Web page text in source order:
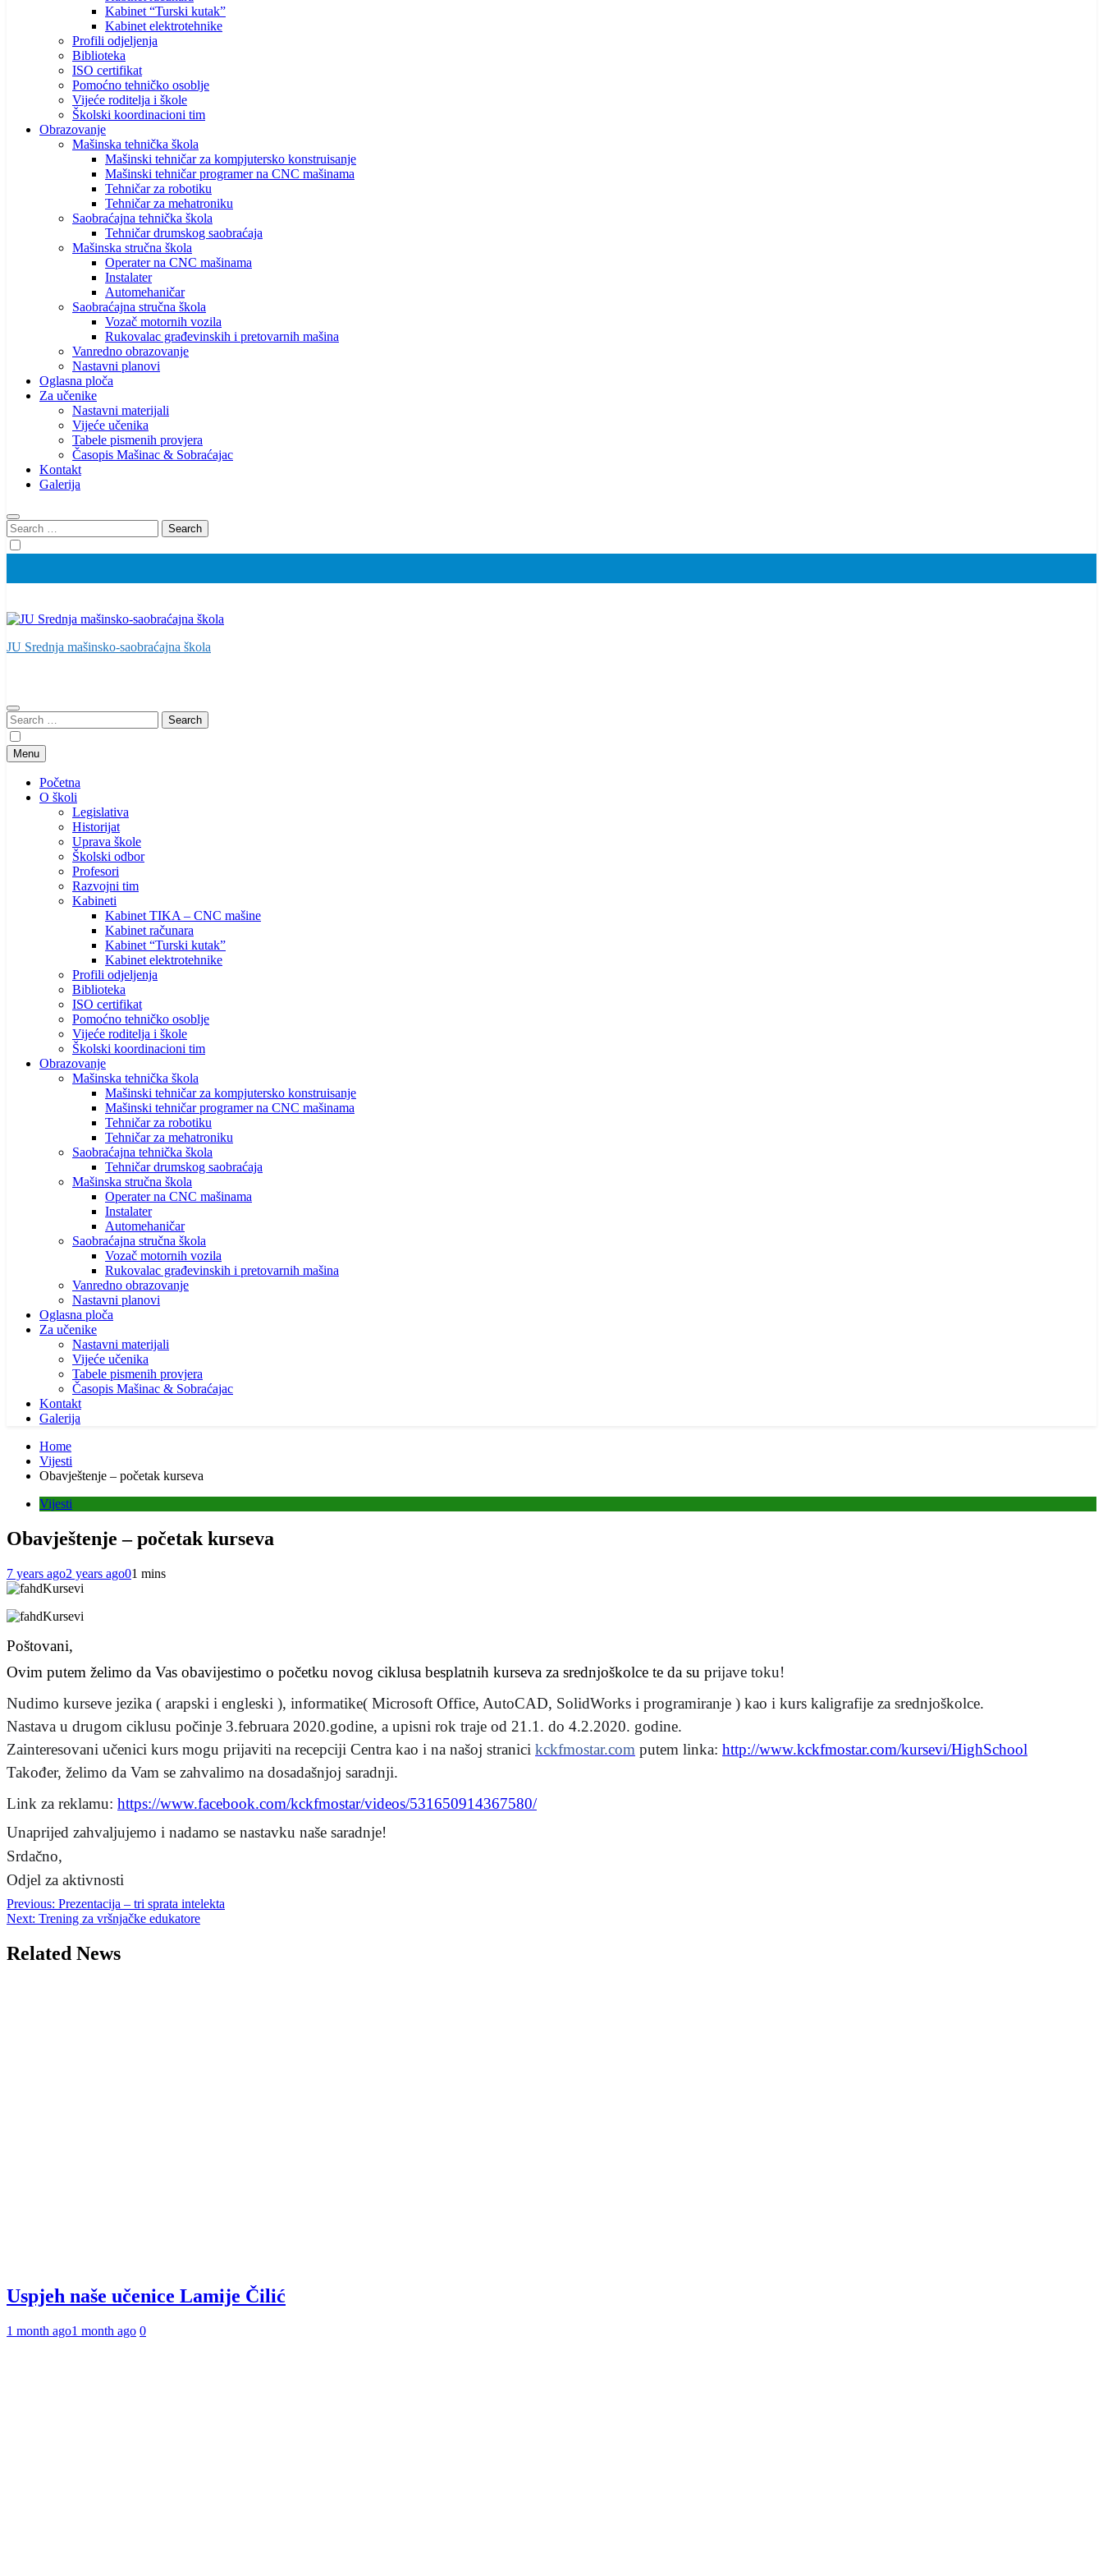
Kabinet “Turski kutak”
Kabinet elektrotehnike
Profili odjeljenja
Biblioteka
ISO certifikat
Pomoćno tehničko osoblje
Vijeće roditelja i škole
Školski koordinacioni tim
Obrazovanje
Mašinska tehnička škola
Mašinski tehničar za kompjutersko konstruisanje
Mašinski tehničar programer na CNC mašinama
Tehničar za robotiku
Tehničar za mehatroniku
Saobraćajna tehnička škola
Tehničar drumskog saobraćaja
Mašinska stručna škola
Operater na CNC mašinama
Instalater
Automehaničar
Saobraćajna stručna škola
Vozač motornih vozila
Rukovalac građevinskih i pretovarnih mašina
Vanredno obrazovanje
Nastavni planovi
Oglasna ploča
Za učenike
Nastavni materijali
Vijeće učenika
Tabele pismenih provjera
Časopis Mašinac & Sobraćajac
Kontakt
Galerija
Search
for:
JU Srednja mašinsko-saobraćajna škola
Search
for:
Menu
Početna
O školi
Legislativa
Historijat
Uprava škole
Školski odbor
Profesori
Razvojni tim
Kabineti
Kabinet TIKA – CNC mašine
Kabinet računara
Kabinet “Turski kutak”
Kabinet elektrotehnike
Profili odjeljenja
Biblioteka
ISO certifikat
Pomoćno tehničko osoblje
Vijeće roditelja i škole
Školski koordinacioni tim
Obrazovanje
Mašinska tehnička škola
Mašinski tehničar za kompjutersko konstruisanje
Mašinski tehničar programer na CNC mašinama
Tehničar za robotiku
Tehničar za mehatroniku
Saobraćajna tehnička škola
Tehničar drumskog saobraćaja
Mašinska stručna škola
Operater na CNC mašinama
Instalater
Automehaničar
Saobraćajna stručna škola
Vozač motornih vozila
Rukovalac građevinskih i pretovarnih mašina
Vanredno obrazovanje
Nastavni planovi
Oglasna ploča
Za učenike
Nastavni materijali
Vijeće učenika
Tabele pismenih provjera
Časopis Mašinac & Sobraćajac
Kontakt
Galerija
Home
Vijesti
Obavještenje – početak kurseva
Vijesti
Obavještenje – početak kurseva
7 years ago2 years ago01 mins
Poštovani,
Ovim putem želimo da Vas obavijestimo o početku novog ciklusa besplatnih kurseva za srednjoškolce te da su prijave toku!
Nudimo kurseve jezika ( arapski i engleski ), informatike( Microsoft Office, AutoCAD, SolidWorks i programiranje ) kao i kurs kaligrafije za srednjoškolce.
Nastava u drugom ciklusu počinje 3.februara 2020.godine, a upisni rok traje od 21.1. do 4.2.2020. godine.
Zainteresovani učenici kurs mogu prijaviti na recepciji Centra kao i na našoj stranici kckfmostar.com putem linka: http://www.kckfmostar.com/kursevi/HighSchool
Također, želimo da Vam se zahvalimo na dosadašnjoj saradnji.
Link za reklamu: https://www.facebook.com/kckfmostar/videos/531650914367580/
Unaprijed zahvaljujemo i nadamo se nastavku naše saradnje!
Srdačno,
Odjel za aktivnosti
Post
navigation
Previous: Prezentacija – tri sprata intelekta
Next: Trening za vršnjačke edukatore
Related News
Uspjeh naše učenice Lamije Čilić
1 month ago1 month ago 0